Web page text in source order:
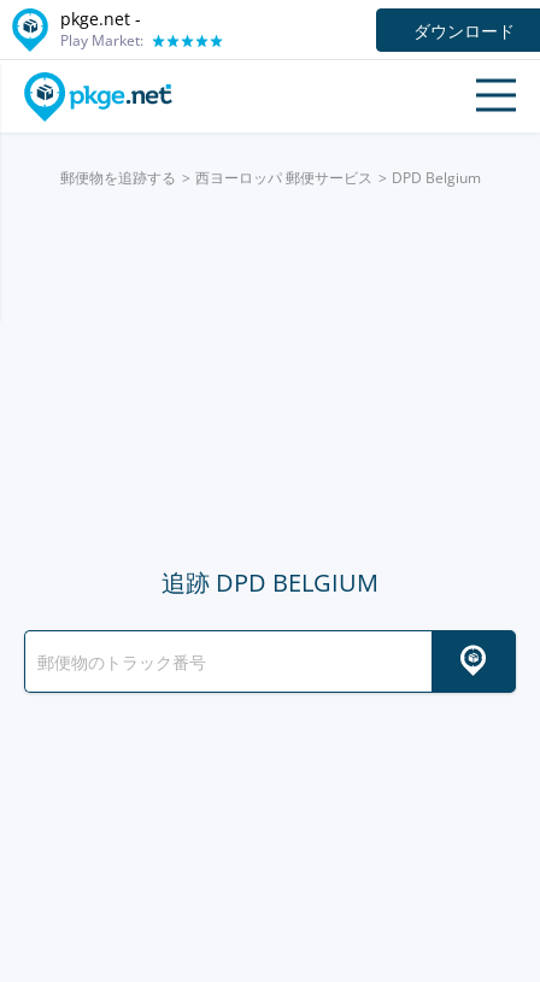
pkge.net -
Play Market: ダウンロード
郵便物を追跡する 西ヨーロッパ 郵便サービス DPD Belgium
追跡 DPD BELGIUM